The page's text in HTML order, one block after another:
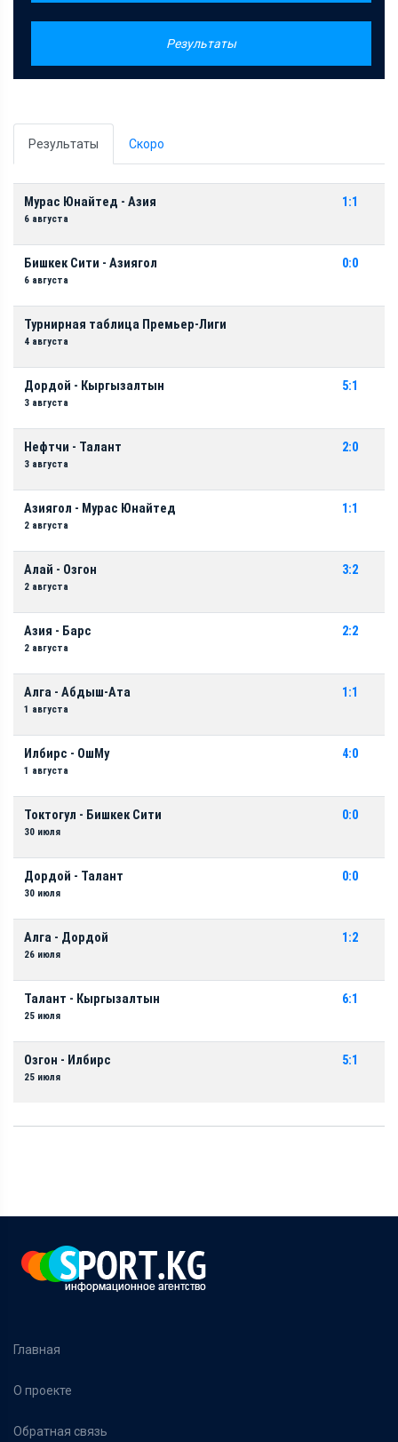
Результаты
Результаты Скоро
Мурас Юнайтед - Азия
6 августа
1:1
Бишкек Сити - Азиягол
6 августа
0:0
Турнирная таблица Премьер-Лиги
4 августа
Дордой - Кыргызалтын
3 августа
5:1
Нефтчи - Талант
3 августа
2:0
Азиягол - Мурас Юнайтед
2 августа
1:1
Алай - Озгон
2 августа
3:2
Азия - Барс
2 августа
2:2
Алга - Абдыш-Ата
1 августа
1:1
Илбирс - ОшМу
1 августа
4:0
Токтогул - Бишкек Сити
30 июля
0:0
Дордой - Талант
30 июля
0:0
Алга - Дордой
26 июля
1:2
Талант - Кыргызалтын
25 июля
6:1
Озгон - Илбирс
25 июля
5:1
Главная
О проекте
Обратная связь